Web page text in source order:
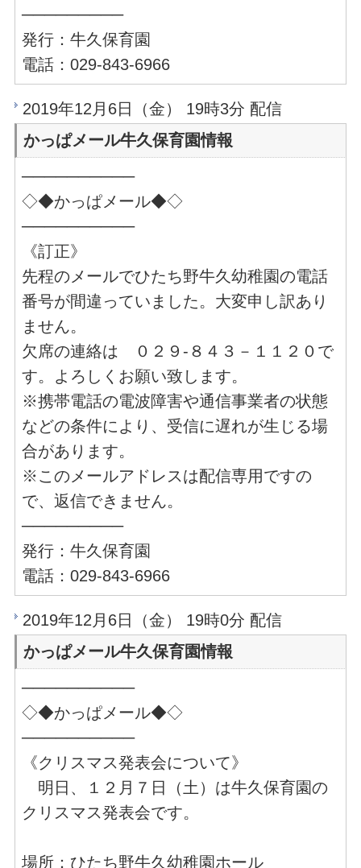
─────────
発行：牛久保育園
電話：029-843-6966
2019年12月6日（金） 19時3分 配信
かっぱメール牛久保育園情報
──────────
◇◆かっぱメール◆◇
──────────
《訂正》
先程のメールでひたち野牛久幼稚園の電話
番号が間違っていました。大変申し訳あり
ません。
欠席の連絡は ０２９-８４３－１１２０で
す。よろしくお願い致します。
※携帯電話の電波障害や通信事業者の状態
などの条件により、受信に遅れが生じる場
合があります。
※このメールアドレスは配信専用ですの
で、返信できません。
─────────
発行：牛久保育園
電話：029-843-6966
2019年12月6日（金） 19時0分 配信
かっぱメール牛久保育園情報
──────────
◇◆かっぱメール◆◇
──────────
《クリスマス発表会について》
明日、１２月７日（土）は牛久保育園の
クリスマス発表会です。
場所：ひたち野牛久幼稚園ホール